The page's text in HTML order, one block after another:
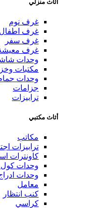
أثاث منزلي
غرف نوم
غرف
غرف سفر
غرف
وحدات
مكتبات
وحدات
جزامات
ترابيزات
أثاث مكتبي
مكاتب
ترابيزات
كاونترات
وحدات كول
وحدات
معامل
كنب انتظار
كراسي